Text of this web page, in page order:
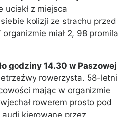
uciekł z miejsca
kolizji ze strachu przed
miał 2, 98 promila
godziny 14.30 w Paszowej
rowerzysta. 58-letni
mając w organizmie
rowerem prosto pod
kierowane przez